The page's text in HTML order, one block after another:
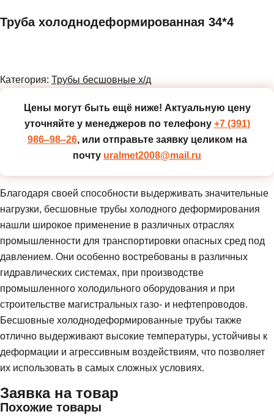
Труба холоднодеформированная 34*4
Категория: Трубы бесшовные х/д
Цены могут быть ещё ниже! Актуальную цену
уточняйте у менеджеров по телефону +7 (391)
986‒98‒26, или отправьте заявку целиком на
почту uralmet2008@mail.ru
Благодаря своей способности выдерживать значительные
нагрузки, бесшовные трубы холодного деформирования
нашли широкое применение в различных отраслях
промышленности для транспортировки опасных сред под
давлением. Они особенно востребованы в различных
гидравлических системах, при производстве
промышленного холодильного оборудования и при
строительстве магистральных газо- и нефтепроводов.
Бесшовные холоднодеформированные трубы также
отлично выдерживают высокие температуры, устойчивы к
деформации и агрессивным воздействиям, что позволяет
их использовать в самых сложных условиях.
Заявка на товар
Похожие товары